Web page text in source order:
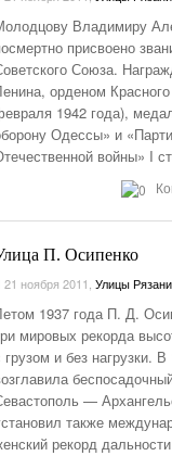
ТАКСИ РЯЗАНИ,
ОТЗЫВЫ
АВТОШКОЛЫ
АЗС
АВТОСТРАХОВАНИЕ
НОВОСТИ САЙТА
АНЕКДОТЫ И
Владимиру
присвоено
Союза.
орденом
1942 года),
Одессы» и
войны» I
П. Осипенко
21 ноября 2011 ,Улицы Рязани
1937 года П. Д.
мировых рекорда
грузом и без нагрузки.
—
также
рекорд